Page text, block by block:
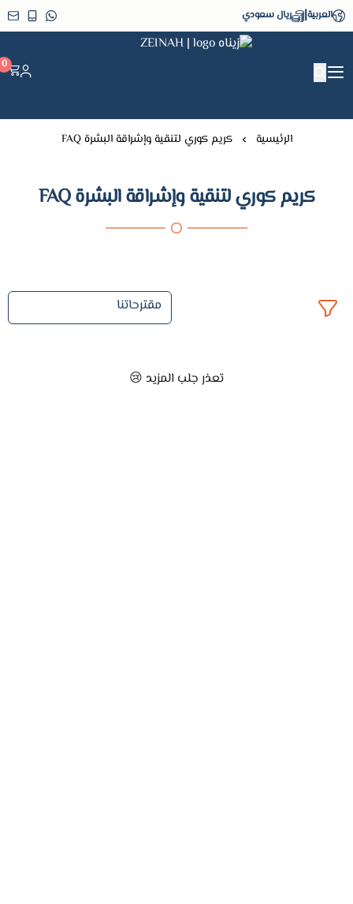
العربية| ريال سعودي
زيناه ZEINAH
0
الرئيسية كريم كوري لتنقية وإشراقة البشرة FAQ
كريم كوري لتنقية وإشراقة البشرة FAQ
تعذر جلب المزيد 😢